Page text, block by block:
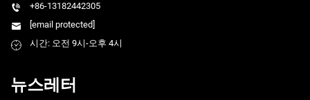
+86-13182442305
[email protected]
시간: 오전 9시-오후 4시
뉴스레터